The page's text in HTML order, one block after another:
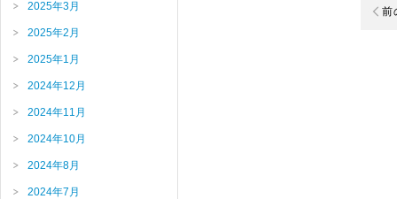
前
2025年3月
2025年2月
2025年1月
2024年12月
2024年11月
2024年10月
2024年8月
2024年7月